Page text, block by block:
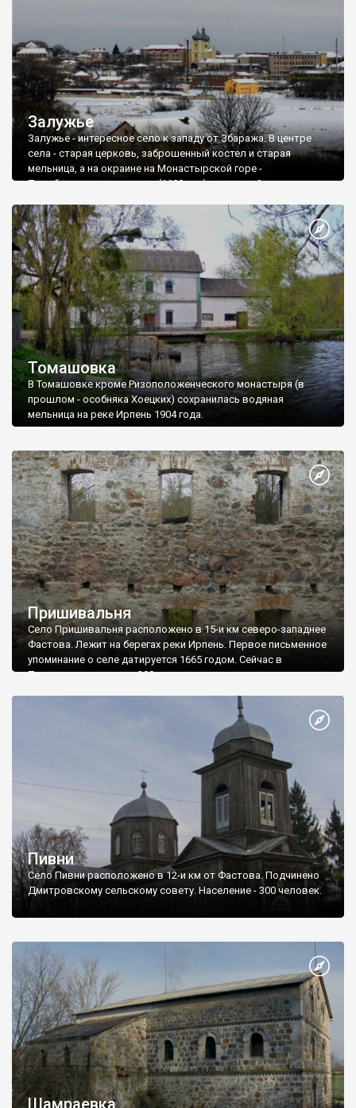
Залужье
Залужье - интересное село к западу от Збаража. В центре
села - старая церковь, заброшенный костел и старая
мельница, а на окраине на Монастырской горе -
Преображенская церковь (1600 год), о которой я уже писал.
Томашовка
В Томашовке кроме Ризоположенческого монастыря (в
прошлом - особняка Хоецких) сохранилась водяная
мельница на реке Ирпень 1904 года.
Пришивальня
Село Пришивальня расположено в 15-и км северо-западнее
Фастова. Лежит на берегах реки Ирпень. Первое письменное
упоминание о селе датируется 1665 годом. Сейчас в
Пришивальне живет - 300 человек.
Пивни
Село Пивни расположено в 12-и км от Фастова. Подчинено
Дмитровскому сельскому совету. Население - 300 человек.
Шамраевка